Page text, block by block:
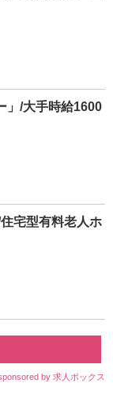
」/大手時給1600
宅型有料老人ホ
by 求人ボックス